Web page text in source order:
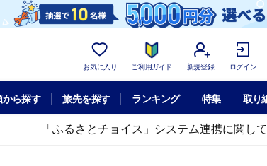
お気に入り ご利用ガイド 新規登録 ログイン
から探す 旅先を探す ランキング 特集 取り
「ふるさとチョイス」システム連携に関して